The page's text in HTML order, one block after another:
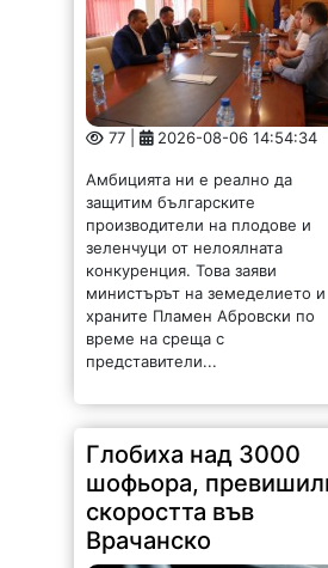
защитим българските
производители на плодове и
зеленчуци от нелоялната
конкуренция. Това заяви
министърът на земеделието и
храните Пламен Абровски по
време на среща с
Глобиха над 3000
шофьора, превишили
скоростта във
Врачанско
185 | 2026-08-06 11:20:20